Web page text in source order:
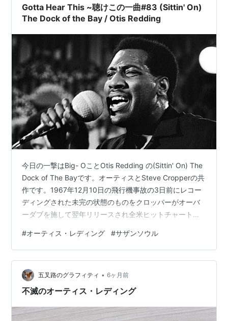
Gotta Hear This ~聴けこの一曲#83 (Sittin' On)
The Dock of the Bay / Otis Redding
今日の一撃はBig- OことOtis Redding の(Sittin' On) The
Dock of The Bayです。オーティスとSteve Cropperの共
作です。1967年12月10日の飛行機事故の3日前にレコー
ディングされた未完の状態のものをクロッパーがオーバ
ーダブを施して翌年リリースされ全米ヒットチャートの
youtu.be 実際に滞在していたサンフランシスコのホテル
で港を眺めながら歌詞を書き始めたらしいです。 Sittin’
in the mornin’ sunI’ll be sittin’ when the evenin’ c…
#オーティス・レディング #サザンソウル
五叉路のグラフィティ • 6ヶ月前
不滅のオーティス・レディング